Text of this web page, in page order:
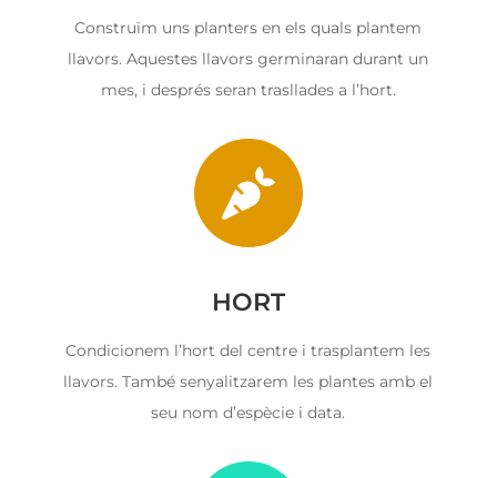
Construïm uns planters en els quals plantem
llavors. Aquestes llavors germinaran durant un
mes, i després seran trasllades a l’hort.

HORT
Condicionem l’hort del centre i trasplantem les
llavors. També senyalitzarem les plantes amb el
seu nom d’espècie i data.